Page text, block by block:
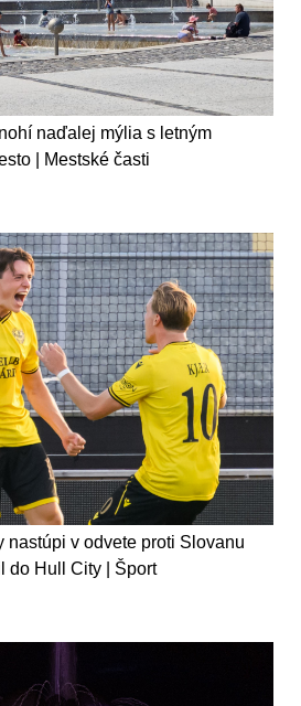
naďalej mýlia s letným
| Mestské časti
nastúpi v odvete proti Slovanu
do Hull City | Šport